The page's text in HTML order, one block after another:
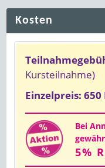
Kosten
Kursteilnahme)
Einzelpreis: 650
Bei
5%